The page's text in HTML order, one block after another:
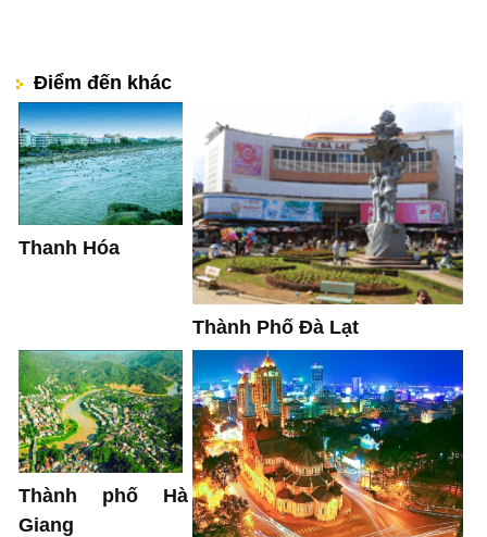
Điểm đến khác
Thanh Hóa
Thành Phố Đà Lạt
Thành phố Hà
Giang